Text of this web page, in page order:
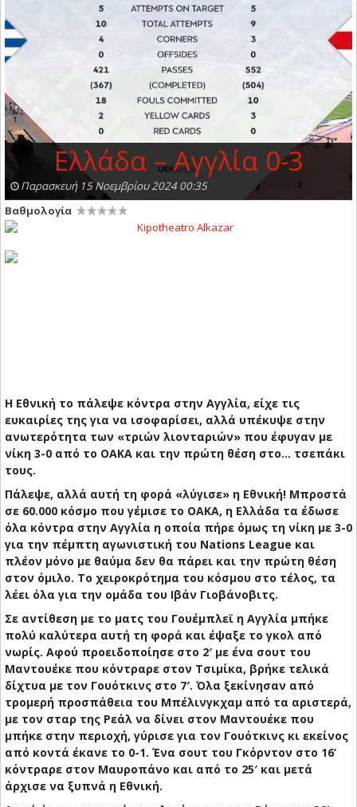
Ελλάδα – Αγγλία 0-3
Παρασκευή 15 Νοεμβρίου 2024 00:35
Βαθμολογία
Η Εθνική το πάλεψε κόντρα στην Αγγλία, είχε τις
ευκαιρίες της για να ισοφαρίσει, αλλά υπέκυψε στην
ανωτερότητα των «τριών λιονταριών» που έφυγαν με
νίκη 3-0 από το ΟΑΚΑ και την πρώτη θέση στο… τσεπάκι
τους.
Πάλεψε, αλλά αυτή τη φορά «λύγισε» η Εθνική! Μπροστά
σε 60.000 κόσμο που γέμισε το ΟΑΚΑ, η Ελλάδα τα έδωσε
όλα κόντρα στην Αγγλία η οποία πήρε όμως τη νίκη με 3-0
για την πέμπτη αγωνιστική του Νations League και
πλέον μόνο με θαύμα δεν θα πάρει και την πρώτη θέση
στον όμιλο. Το χειροκρότημα του κόσμου στο τέλος, τα
λέει όλα για την ομάδα του Ιβάν Γιοβάνοβιτς.
Σε αντίθεση με το ματς του Γουέμπλεϊ η Αγγλία μπήκε
πολύ καλύτερα αυτή τη φορά και έψαξε το γκολ από
νωρίς. Αφού προειδοποίησε στο 2′ με ένα σουτ του
Μαντουέκε που κόντραρε στον Τσιμίκα, βρήκε τελικά
δίχτυα με τον Γουότκινς στο 7′. Όλα ξεκίνησαν από
τρομερή προσπάθεια του Μπέλινγκχαμ από τα αριστερά,
με τον σταρ της Ρεάλ να δίνει στον Μαντουέκε που
μπήκε στην περιοχή, γύρισε για τον Γουότκινς κι εκείνος
από κοντά έκανε το 0-1. Ένα σουτ του Γκόρντον στο 16’
κόντραρε στον Μαυροπάνο και από το 25′ και μετά
άρχισε να ξυπνά η Εθνική.